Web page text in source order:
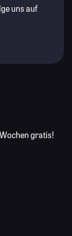
uns auf
gratis!